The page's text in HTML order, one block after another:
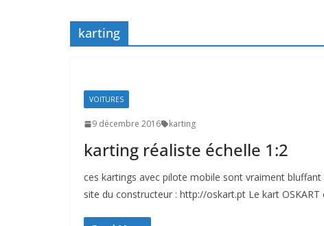
karting
VOITURES
9 décembre 2016 karting
karting réaliste échelle 1:2
ces kartings avec pilote mobile sont vraiment
site du constructeur : http://oskart.pt Le kart OSKART